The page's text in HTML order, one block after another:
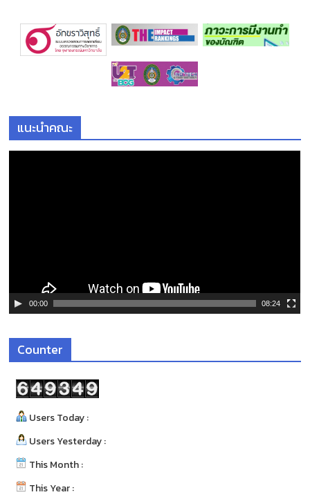
แนะนำคณะ
ดี
00:00 08:24
Counter
Users Today :
Users Yesterday :
This Month :
This Year :